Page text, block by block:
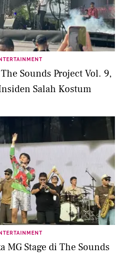
Sounds Project Vol. 9,
Salah Kostum
MG Stage di The Sounds